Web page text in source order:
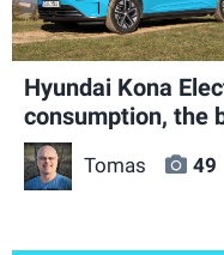
Hyundai Kona
consumption, the
Tomas 49